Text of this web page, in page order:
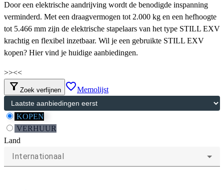
Door een elektrische aandrijving wordt de benodigde inspanning
verminderd. Met een draagvermogen tot 2.000 kg en een hefhoogte
tot 5.466 mm zijn de elektrische stapelaars van het type STILL EXV
krachtig en flexibel inzetbaar. Wil je een gebruikte STILL EXV
kopen? Hier vind je huidige aanbiedingen.
>><<
filter_alt Zoek verfijnen favorite_borderMemolijst
KOPEN
VERHUUR
Land
Internationaal